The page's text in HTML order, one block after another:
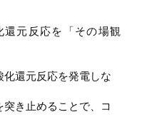
元反応を「その場観
還元反応を発電しな
き止めることで、コ